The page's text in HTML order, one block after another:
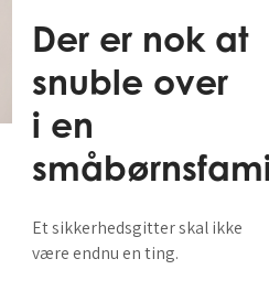
Der er nok at
snuble over
i en
Et sikkerhedsgitter skal ikke
være endnu en ting.